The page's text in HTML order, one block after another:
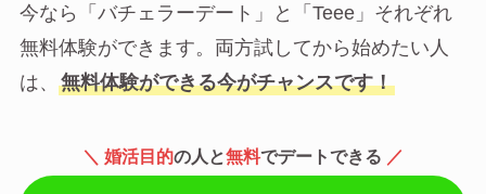
今なら「バチェラーデート」と「Teee」それぞれ
無料体験ができます。両方試してから始めたい人
は、 無料体験ができる今がチャンスです！
＼ 婚活目的の人と無料でデートできる ／